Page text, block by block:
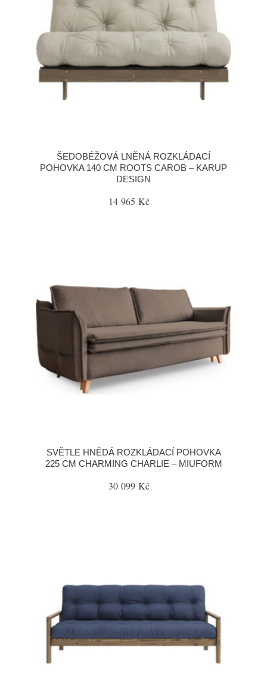
ŠEDOBÉŽOVÁ LNĚNÁ ROZKLÁDACÍ
POHOVKA 140 CM ROOTS CAROB – KARUP
DESIGN
14 965 Kč
SVĚTLE HNĚDÁ ROZKLÁDACÍ POHOVKA
225 CM CHARMING CHARLIE – MIUFORM
30 099 Kč